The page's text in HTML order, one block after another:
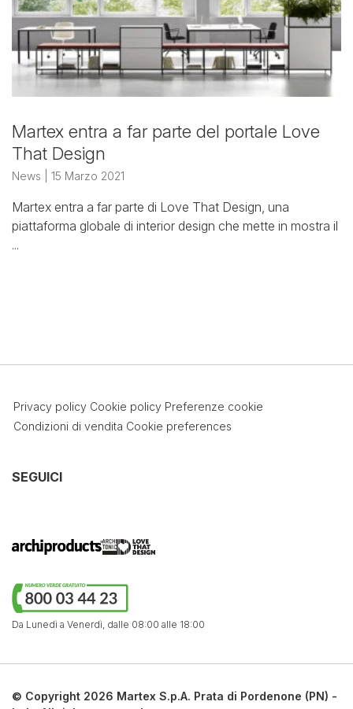
Martex entra a far parte del portale Love
That Design
News | 15 Marzo 2021
Martex entra a far parte di Love That Design, una
piattaforma globale di interior design che mette in mostra il
...
Privacy policy Cookie policy Preferenze cookie
Condizioni di vendita Cookie preferences
SEGUICI
Da Lunedì a Venerdì, dalle 08:00 alle 18:00
© Copyright 2026 Martex S.p.A. Prata di Pordenone (PN) -